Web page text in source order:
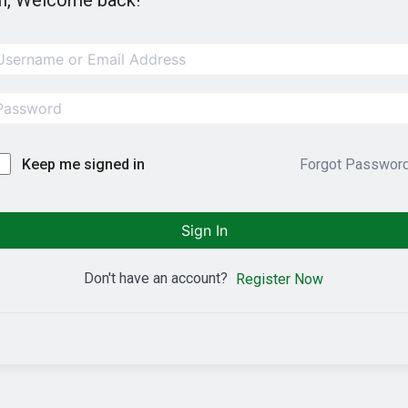
Keep me signed in Forgot
Sign In
Don't have an account? Register Now